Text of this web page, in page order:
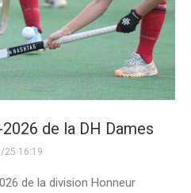
de la DH Dames
25 16:19
de la division Honneur